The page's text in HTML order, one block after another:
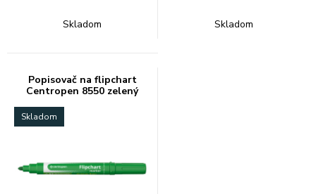
Skladom Skladom
Popisovač na flipchart
Centropen 8550 zelený
Skladom